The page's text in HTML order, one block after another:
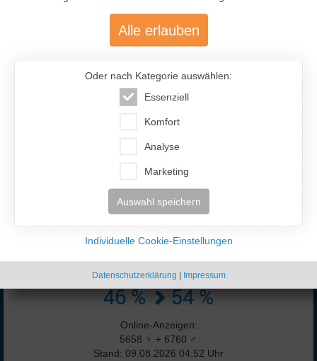
477.200
Über 477.200 aktive Mitglieder
46 % 54 %
Online-Anzeigen:
5658 ♀ + 6760 ♂
Stand: 09.08.2026 04:52 Uhr
Alle erlauben
Oder nach Kategorie auswählen:
Essenziell
Komfort
Analyse
Marketing
Auswahl speichern
Individuelle Cookie-Einstellungen
Datenschutzerklärung | Impressum